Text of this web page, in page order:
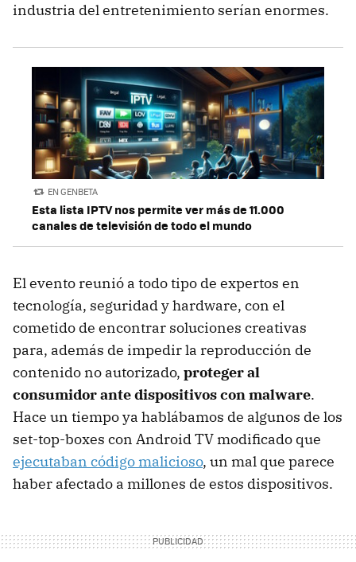
industria del entretenimiento serían enormes.
EN GENBETA
Esta lista IPTV nos permite ver más de 11.000
canales de televisión de todo el mundo
El evento reunió a todo tipo de expertos en
tecnología, seguridad y hardware, con el
cometido de encontrar soluciones creativas
para, además de impedir la reproducción de
contenido no autorizado, proteger al
consumidor ante dispositivos con malware.
Hace un tiempo ya hablábamos de algunos de los
set-top-boxes con Android TV modificado que
ejecutaban código malicioso, un mal que parece
haber afectado a millones de estos dispositivos.